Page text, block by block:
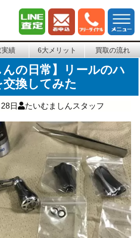
実績 6大メリット 買取の流れ
んの日常】リールのハ
換してみた
日 たいむましんスタッフ